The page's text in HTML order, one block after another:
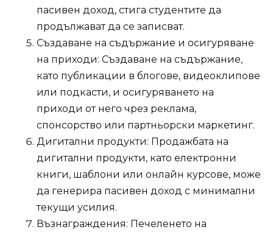
пасивен доход, стига студентите да
продължават да се записват.
Създаване на съдържание и осигуряване
на приходи: Създаване на съдържание,
като публикации в блогове, видеоклипове
или подкасти, и осигуряването на
приходи от него чрез реклама,
спонсорство или партньорски маркетинг.
Дигитални продукти: Продажбата на
дигитални продукти, като електронни
книги, шаблони или онлайн курсове, може
да генерира пасивен доход с минимални
текущи усилия.
Възнаграждения: Печеленето на